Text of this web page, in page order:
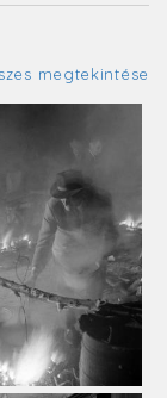
megtekintése